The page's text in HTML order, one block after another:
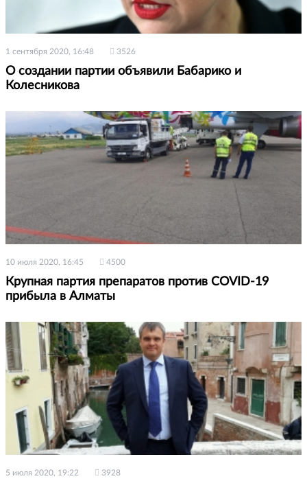
1 сентября 2020, 16:48 3526
О создании партии объявили Бабарико и
Колесникова
10 июля 2020, 16:45 4500
Крупная партия препаратов против COVID-19
прибыла в Алматы
5 июля 2020, 19:22 3928